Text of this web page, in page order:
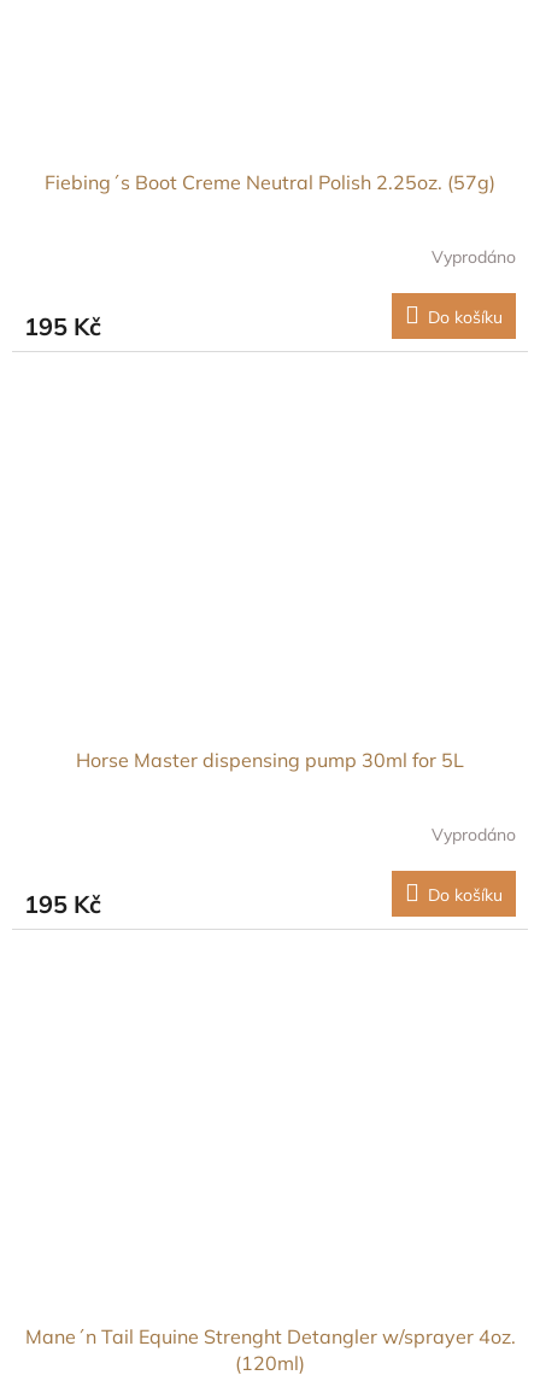
Fiebing´s Boot Creme Neutral Polish 2.25oz. (57g)
Vyprodáno
195 Kč Do košíku
Horse Master dispensing pump 30ml for 5L
Vyprodáno
195 Kč Do košíku
Mane´n Tail Equine Strenght Detangler w/sprayer 4oz.
(120ml)